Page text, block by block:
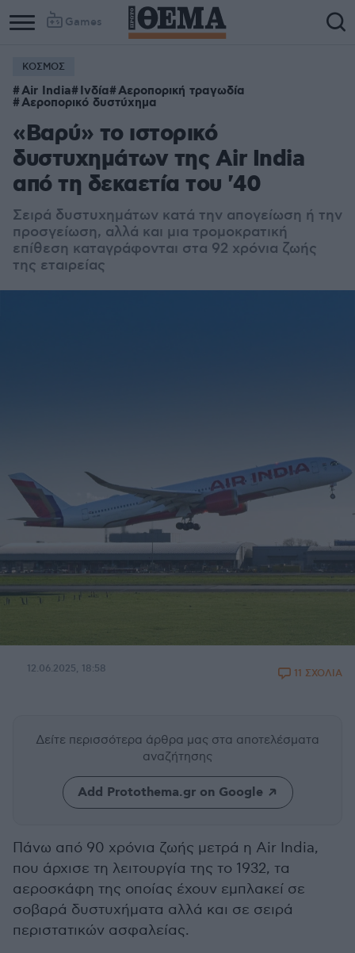
Games
ΚΟΣΜΟΣ
Air India Ινδία Αεροπορική τραγωδία
Αεροπορικό δυστύχημα
«Βαρύ» το ιστορικό
δυστυχημάτων της Air India
από τη δεκαετία του '40
Σειρά δυστυχημάτων κατά την απογείωση ή την
προσγείωση, αλλά και μια τρομοκρατική
επίθεση καταγράφονται στα 92 χρόνια ζωής
της εταιρείας
12.06.2025, 18:58 11 ΣΧΟΛΙΑ
Δείτε περισσότερα άρθρα μας στα αποτελέσματα
αναζήτησης
Add Protothema.gr on Google
Πάνω από 90 χρόνια ζωής μετρά η Air India,
που άρχισε τη λειτουργία της το 1932, τα
αεροσκάφη της οποίας έχουν εμπλακεί σε
σοβαρά δυστυχήματα αλλά και σε σειρά
περιστατικών ασφαλείας.